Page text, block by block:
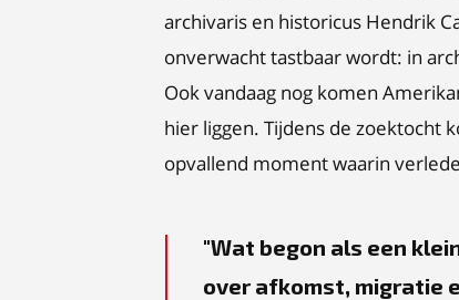
archivaris en historicus Hendrik
onverwacht tastbaar wordt: in
Ook vandaag nog komen
hier liggen. Tijdens de zoektocht
opvallend moment waarin
Wat begon als een
over afkomst, migratie